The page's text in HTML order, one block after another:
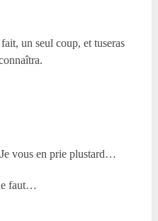
un seul coup, et tuseras
vous en prie plustard…
faut…